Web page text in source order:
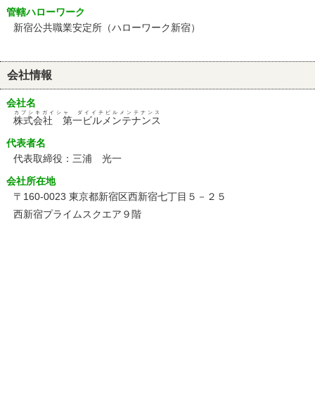
管轄ハローワーク
新宿公共職業安定所（ハローワーク新宿）
会社情報
会社名
株式会社 第一ビルメンテナンス
カブシキガイシャ ダイイチビルメンテナンス
代表者名
代表取締役：三浦 光一
会社所在地
〒160-0023 東京都新宿区西新宿七丁目５－２５
西新宿プライムスクエア９階